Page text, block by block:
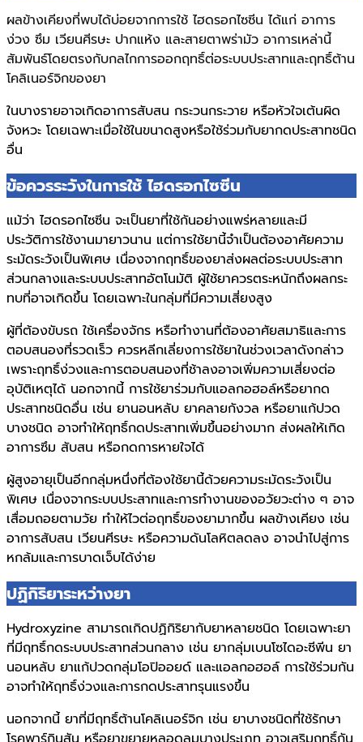
ผลข้างเคียงที่พบได้บ่อยจากการใช้ ไฮดรอกไซซีน ได้แก่ อาการ
ง่วง ซึม เวียนศีรษะ ปากแห้ง และสายตาพร่ามัว อาการเหล่านี้
สัมพันธ์โดยตรงกับกลไกการออกฤทธิ์ต่อระบบประสาทและฤทธิ์ต้าน
โคลิเนอร์จิกของยา
ในบางรายอาจเกิดอาการสับสน กระวนกระวาย หรือหัวใจเต้นผิด
จังหวะ โดยเฉพาะเมื่อใช้ในขนาดสูงหรือใช้ร่วมกับยากดประสาทชนิด
อื่น
ข้อควรระวังในการใช้ ไฮดรอกไซซีน
แม้ว่า ไฮดรอกไซซีน จะเป็นยาที่ใช้กันอย่างแพร่หลายและมี
ประวัติการใช้งานมายาวนาน แต่การใช้ยานี้จำเป็นต้องอาศัยความ
ระมัดระวังเป็นพิเศษ เนื่องจากฤทธิ์ของยาส่งผลต่อระบบประสาท
ส่วนกลางและระบบประสาทอัตโนมัติ ผู้ใช้ยาควรตระหนักถึงผลกระ
ทบที่อาจเกิดขึ้น โดยเฉพาะในกลุ่มที่มีความเสี่ยงสูง
ผู้ที่ต้องขับรถ ใช้เครื่องจักร หรือทำงานที่ต้องอาศัยสมาธิและการ
ตอบสนองที่รวดเร็ว ควรหลีกเลี่ยงการใช้ยาในช่วงเวลาดังกล่าว
เพราะฤทธิ์ง่วงและการตอบสนองที่ช้าลงอาจเพิ่มความเสี่ยงต่อ
อุบัติเหตุได้ นอกจากนี้ การใช้ยาร่วมกับแอลกอฮอล์หรือยากด
ประสาทชนิดอื่น เช่น ยานอนหลับ ยาคลายกังวล หรือยาแก้ปวด
บางชนิด อาจทำให้ฤทธิ์กดประสาทเพิ่มขึ้นอย่างมาก ส่งผลให้เกิด
อาการซึม สับสน หรือกดการหายใจได้
ผู้สูงอายุเป็นอีกกลุ่มหนึ่งที่ต้องใช้ยานี้ด้วยความระมัดระวังเป็น
พิเศษ เนื่องจากระบบประสาทและการทำงานของอวัยวะต่าง ๆ อาจ
เสื่อมถอยตามวัย ทำให้ไวต่อฤทธิ์ของยามากขึ้น ผลข้างเคียง เช่น
อาการสับสน เวียนศีรษะ หรือความดันโลหิตลดลง อาจนำไปสู่การ
หกล้มและการบาดเจ็บได้ง่าย
ปฏิกิริยาระหว่างยา
Hydroxyzine สามารถเกิดปฏิกิริยากับยาหลายชนิด โดยเฉพาะยา
ที่มีฤทธิ์กดระบบประสาทส่วนกลาง เช่น ยากลุ่มเบนโซไดอะซีพีน ยา
นอนหลับ ยาแก้ปวดกลุ่มโอปิออยด์ และแอลกอฮอล์ การใช้ร่วมกัน
อาจทำให้ฤทธิ์ง่วงและการกดประสาทรุนแรงขึ้น
นอกจากนี้ ยาที่มีฤทธิ์ต้านโคลิเนอร์จิก เช่น ยาบางชนิดที่ใช้รักษา